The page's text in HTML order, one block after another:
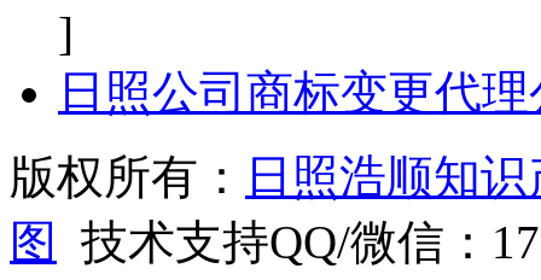
]
日照公司商标变更代
版权所有：
日照浩顺知
图
技术支持QQ/微信：